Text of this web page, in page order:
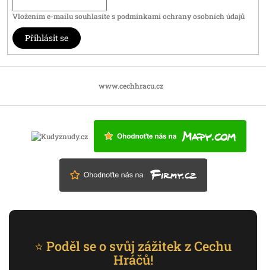
Vložením e-mailu souhlasíte spodmínkami ochrany osobních údajů
Přihlásit se
www.cechhracu.cz
⭐ Poděl se o svůj zážitek z Cechu
Hráčů!